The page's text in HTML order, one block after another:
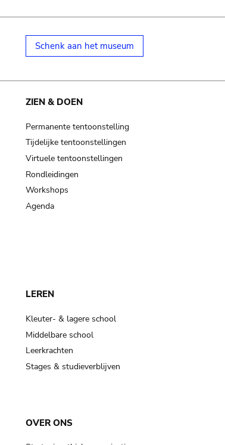
Schenk aan het museum
ZIEN & DOEN
Permanente tentoonstelling
Tijdelijke tentoonstellingen
Virtuele tentoonstellingen
Rondleidingen
Workshops
Agenda
LEREN
Kleuter- & lagere school
Middelbare school
Leerkrachten
Stages & studieverblijven
OVER ONS